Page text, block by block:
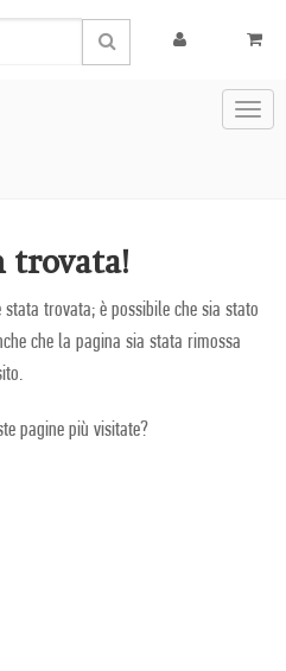
trovata!
trovata; è possibile che sia stato
che la pagina sia stata rimossa
pagine più visitate?